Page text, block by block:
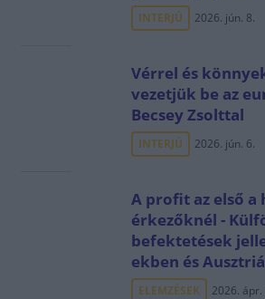
INTERJÚ 2026. jún. 8.
Vérrel és
vezetjük be az
Becsey Zsolttal
INTERJÚ 2026. jún. 6.
A profit az első a
érkezőknél -
befektetések
ekben és
ELEMZÉSEK 2026. ápr.